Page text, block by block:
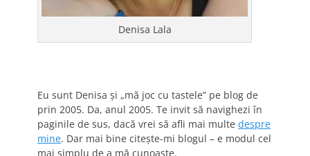
Denisa Lala
Eu sunt Denisa și „mă joc cu tastele” pe blog de
prin 2005. Da, anul 2005. Te invit să navighezi în
paginile de sus, dacă vrei să afli mai multe despre
mine. Dar mai bine citește-mi blogul – e modul cel
mai simplu de a mă cunoaște.